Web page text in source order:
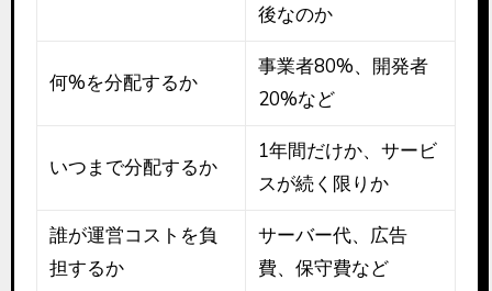
後なのか
何%を分配するか
事業者80%、開発者
20%など
いつまで分配するか
1年間だけか、サービ
スが続く限りか
誰が運営コストを負
担するか
サーバー代、広告
費、保守費など